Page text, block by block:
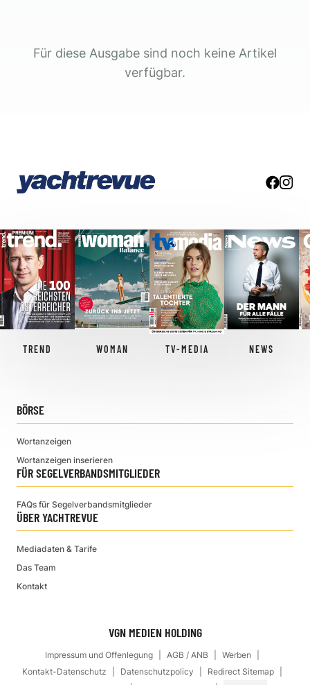
Für diese Ausgabe sind noch keine Artikel
verfügbar.
TREND WOMAN TV-MEDIA NEWS
BÖRSE
Wortanzeigen
Wortanzeigen inserieren
FÜR SEGELVERBANDSMITGLIEDER
FAQs für Segelverbandsmitglieder
ÜBER YACHTREVUE
Mediadaten & Tarife
Das Team
Kontakt
VGN MEDIEN HOLDING
Impressum und Offenlegung AGB / ANB
Werben
Kontakt-Datenschutz
Datenschutzpolicy
Redirect Sitemap